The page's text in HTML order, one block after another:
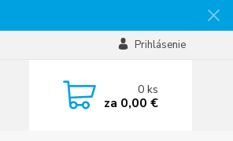
Prihlásenie
0ks
za 0,00 €